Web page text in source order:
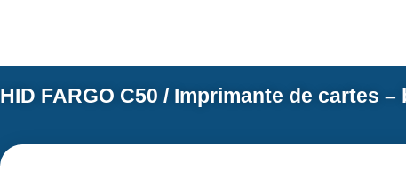
HID FARGO C50 / Imprimante de cartes